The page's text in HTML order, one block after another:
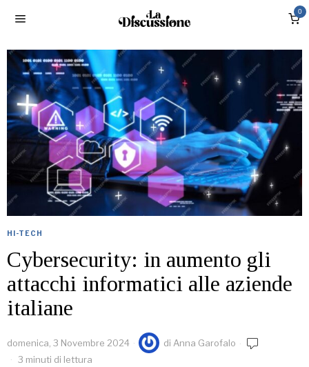
0
HI-TECH
Cybersecurity: in aumento gli
attacchi informatici alle aziende
italiane
domenica, 3 Novembre 2024 di Anna Garofalo
3 minuti di lettura